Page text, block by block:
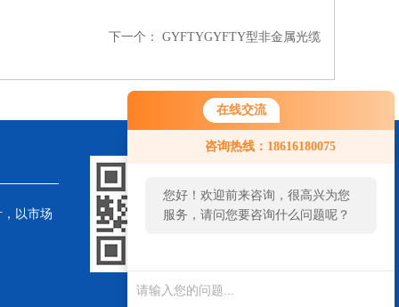
在线交流
咨询热线：18616180075
您好！欢迎前来咨询，很高兴为您
服务，请问您要咨询什么问题呢？
下一个： GYFTYGYFTY型非金属光缆
以市场